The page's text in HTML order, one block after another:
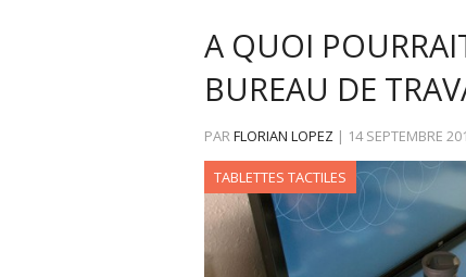
A QUOI
BUREAU DE
PARFLORIAN LOPEZ | 14 SEPTEMBRE
TABLETTES TACTILES